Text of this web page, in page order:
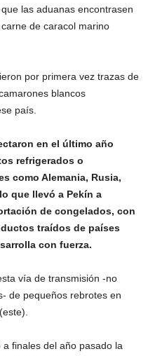
las aduanas encontrasen
de caracol marino
por primera vez trazas de
blancos
país.
en el último año
refrigerados o
como Alemania, Rusia,
que llevó a Pekín a
de congelados, con
traídos de países
con fuerza.
vía de transmisión -no
de pequeños rebrotes en
finales del año pasado la